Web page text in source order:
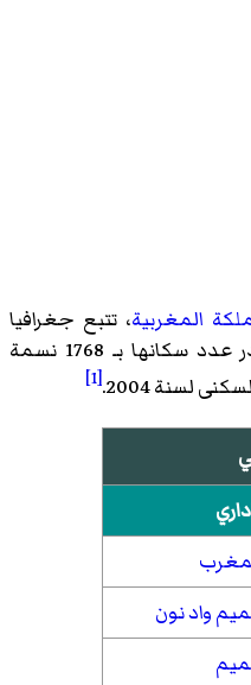
المغربية، تتبع جغرافيا
. يقدر عدد سكانها بـ 1768 نسمة
لسنة 2004.
[1]
واد نون